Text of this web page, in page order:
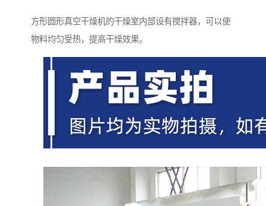
方形圆形真空干燥机的干燥室内部设有搅拌器，可以使
物料均匀受热，提高干燥效果。